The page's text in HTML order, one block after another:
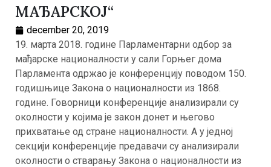
МАЂАРСКОЈ“
december 20, 2019
19. марта 2018. године Парламентарни одбор за
мађарске националности у сали Горњег дома
Парламента одржао је конференцију поводом 150.
годишњице Закона о националности из 1868.
године. Говорници конференције анализирали су
околности у којима је закон донет и његово
прихватање од стране националности. А у једној
секцији конференције предавачи су анализирали
околности о стварању Закона о националности из